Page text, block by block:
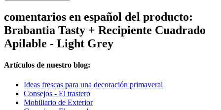
comentarios en español del producto:
Brabantia Tasty + Recipiente Cuadrado
Apilable - Light Grey
Artículos de nuestro blog:
Ideas frescas para una decoración primaveral
Consejos - El trastero
Mobiliario de Exterior